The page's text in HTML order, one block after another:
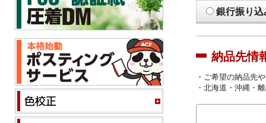
銀行振り込
納品先情
・ご希望の納品先
・北海道・沖縄・